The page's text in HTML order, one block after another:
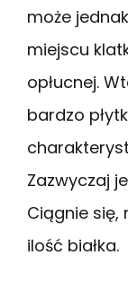
może
miejscu
opłucnej.
bardzo
Zazwyczaj
Ciągnie się,
ilość białka.